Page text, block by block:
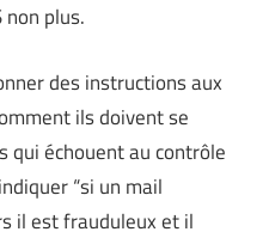
non plus.
des instructions aux
ils doivent se
qui échouent au contrôle
“si un mail
il est frauduleux et il